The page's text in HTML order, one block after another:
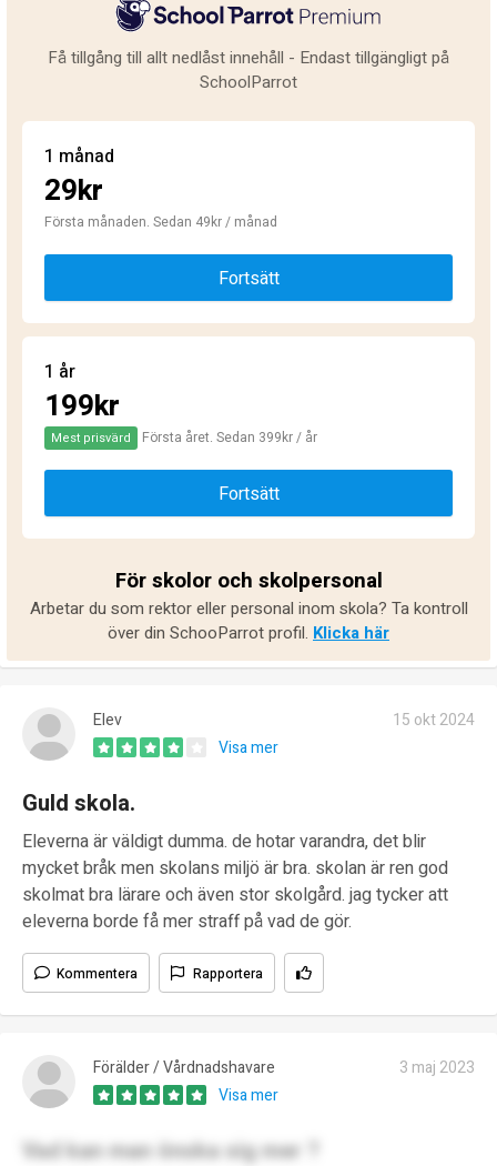
Få tillgång till allt nedlåst innehåll - Endast tillgängligt på
SchoolParrot
1 månad
29kr
Första månaden. Sedan 49kr / månad
Fortsätt
1 år
199kr
Mest prisvärd Första året. Sedan 399kr / år
Fortsätt
För skolor och skolpersonal
Arbetar du som rektor eller personal inom skola? Ta kontroll
över din SchooParrot profil. Klicka här
Elev
15 okt 2024
Visa mer
Guld skola.
Eleverna är väldigt dumma. de hotar varandra, det blir
mycket bråk men skolans miljö är bra. skolan är ren god
skolmat bra lärare och även stor skolgård. jag tycker att
eleverna borde få mer straff på vad de gör.
Kommentera Rapportera
Förälder / Vårdnadshavare
3 maj 2023
Visa mer
Vad kan man önska sig mer ?